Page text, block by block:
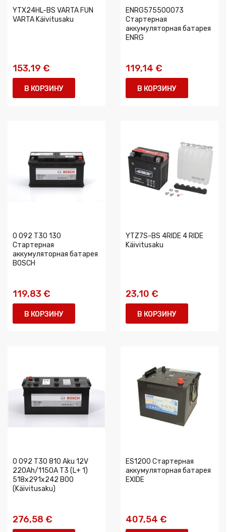
YTX24HL-BS VARTA FUN
VARTA Käivitusaku
153,19 €
В КОРЗИНУ
ENRG575500073
Стартерная
аккумуляторная батарея
ENRG
119,14 €
В КОРЗИНУ
0 092 T30 130
Стартерная
аккумуляторная батарея
BOSCH
119,83 €
В КОРЗИНУ
YTZ7S-BS 4RIDE 4 RIDE
Käivitusaku
23,10 €
В КОРЗИНУ
0 092 T30 810 Aku 12V
220Ah/1150A T3 (L+ 1)
518x291x242 B00
(Käivitusaku)
276,58 €
ES1200 Стартерная
аккумуляторная батарея
EXIDE
407,54 €